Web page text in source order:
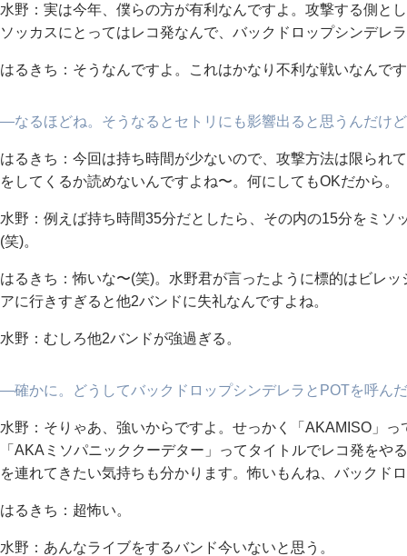
水野：実は今年、僕らの方が有利なんですよ。攻撃する側と
ソッカスにとってはレコ発なんで、バックドロップシンデレ
はるきち：そうなんですよ。これはかなり不利な戦いなんで
―なるほどね。そうなるとセトリにも影響出ると思うんだけ
はるきち：今回は持ち時間が少ないので、攻撃方法は限られ
をしてくるか読めないんですよね〜。何にしてもOKだから。
水野：例えば持ち時間35分だとしたら、その内の15分をミソ
(笑)。
はるきち：怖いな〜(笑)。水野君が言ったように標的はビレ
アに行きすぎると他2バンドに失礼なんですよね。
水野：むしろ他2バンドが強過ぎる。
―確かに。どうしてバックドロップシンデレラとPOTを呼ん
水野：そりゃあ、強いからですよ。せっかく「AKAMISO」
「AKAミソパニッククーデター」ってタイトルでレコ発をや
を連れてきたい気持ちも分かります。怖いもんね、バックド
はるきち：超怖い。
水野：あんなライブをするバンド今いないと思う。